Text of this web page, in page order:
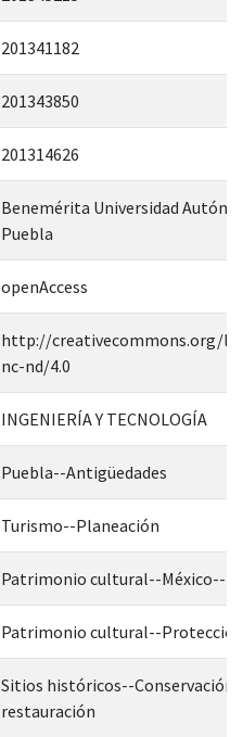
201341182
201343850
201314626
Benemérita Universidad
Puebla
openAccess
http://creativecommons.org/
nc-nd/4.0
INGENIERÍA Y TECNOLOGÍA
Puebla--Antigüedades
Turismo--Planeación
Patrimonio cultural--México--
Patrimonio cultural--Protección
Sitios históricos--Conservación
restauración